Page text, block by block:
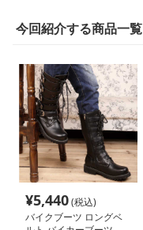
今回紹介する商品一覧
¥5,440(税込)
バイクブーツ ロングベ